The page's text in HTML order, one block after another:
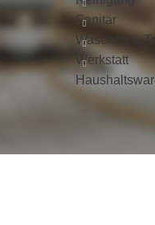
Sanitär
Waschen &
Werkstatt